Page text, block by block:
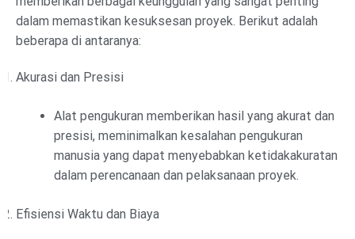
dalam memastikan kesuksesan proyek. Berikut adalah
beberapa di antaranya:
Akurasi dan Presisi
Alat pengukuran memberikan hasil yang akurat dan
presisi, meminimalkan kesalahan pengukuran
manusia yang dapat menyebabkan ketidakakuratan
dalam perencanaan dan pelaksanaan proyek.
Efisiensi Waktu dan Biaya